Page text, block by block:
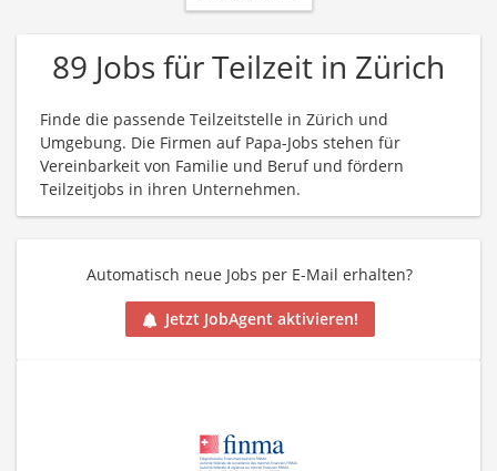
89 Jobs für Teilzeit in Zürich
Finde die passende Teilzeitstelle in Zürich und
Umgebung. Die Firmen auf Papa-Jobs stehen für
Vereinbarkeit von Familie und Beruf und fördern
Teilzeitjobs in ihren Unternehmen.
Automatisch neue Jobs per E-Mail erhalten?
Jetzt JobAgent aktivieren!